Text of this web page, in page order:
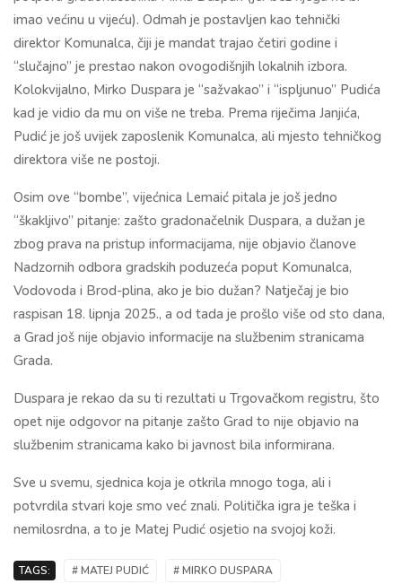
imao većinu u vijeću). Odmah je postavljen kao tehnički
direktor Komunalca, čiji je mandat trajao četiri godine i
“slučajno” je prestao nakon ovogodišnjih lokalnih izbora.
Kolokvijalno, Mirko Duspara je “sažvakao” i “ispljunuo” Pudića
kad je vidio da mu on više ne treba. Prema riječima Janjića,
Pudić je još uvijek zaposlenik Komunalca, ali mjesto tehničkog
direktora više ne postoji.
Osim ove “bombe”, vijećnica Lemaić pitala je još jedno
“škakljivo” pitanje: zašto gradonačelnik Duspara, a dužan je
zbog prava na pristup informacijama, nije objavio članove
Nadzornih odbora gradskih poduzeća poput Komunalca,
Vodovoda i Brod-plina, ako je bio dužan? Natječaj je bio
raspisan 18. lipnja 2025., a od tada je prošlo više od sto dana,
a Grad još nije objavio informacije na službenim stranicama
Grada.
Duspara je rekao da su ti rezultati u Trgovačkom registru, što
opet nije odgovor na pitanje zašto Grad to nije objavio na
službenim stranicama kako bi javnost bila informirana.
Sve u svemu, sjednica koja je otkrila mnogo toga, ali i
potvrdila stvari koje smo već znali. Politička igra je teška i
nemilosrdna, a to je Matej Pudić osjetio na svojoj koži.
TAGS: # MATEJ PUDIĆ
# MIRKO DUSPARA